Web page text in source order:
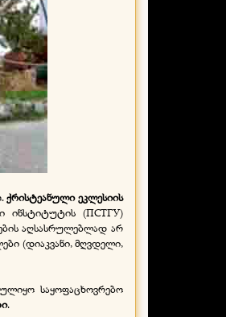
ქრისტეანული ეკლესიის
ინსტიტუტის (ПСТГУ)
აღსასრულებლად არ
(დიაკვანი, მღვდელი,
საყოფაცხოვრებო
.